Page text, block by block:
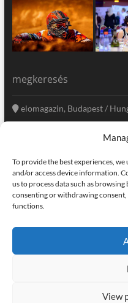
To provide the best experiences,
and/or access device information.
us to process data such as
consenting or withdrawing
functions.
View
megkeresés
elomagazin, Budapest /
elomagazin
home
| ©